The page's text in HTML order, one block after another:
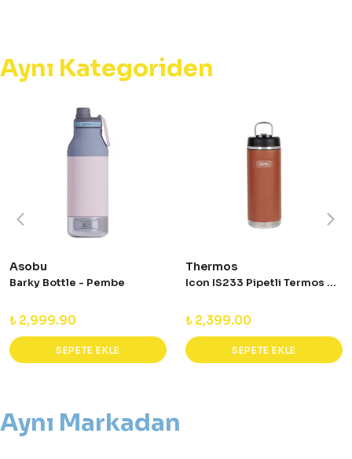
Aynı Kategoriden
Asobu
Barky Bottle - Pembe
₺ 2,999.90
SEPETE EKLE
Thermos
Icon IS233 Pipetli Termos Kahverengi-0,94L
₺ 2,399.00
SEPETE EKLE
Aynı Markadan